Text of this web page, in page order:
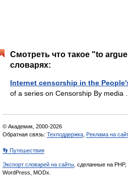
Смотреть что такое "to
словарях:
Internet censorship in the
of a series on Censorship By
© Академик, 2000-2026
Обратная связь: Техподдержка Реклама на
👣 Путешествия
Экспорт словарей на сайты , сделанные на PHP,
WordPress, MODx.